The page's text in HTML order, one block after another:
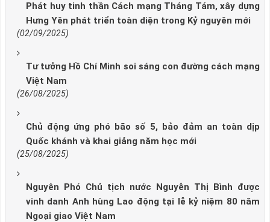
Phát huy tinh thần Cách mạng Tháng Tám, xây dựng
Hưng Yên phát triển toàn diện trong Kỷ nguyên mới
(02/09/2025)
Tư tưởng Hồ Chí Minh soi sáng con đường cách mạng
Việt Nam
(26/08/2025)
Chủ động ứng phó bão số 5, bảo đảm an toàn dịp
Quốc khánh và khai giảng năm học mới
(25/08/2025)
Nguyên Phó Chủ tịch nước Nguyễn Thị Bình được
vinh danh Anh hùng Lao động tại lễ kỷ niệm 80 năm
Ngoại giao Việt Nam